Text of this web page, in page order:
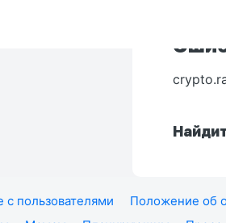
с пользователями Положение об